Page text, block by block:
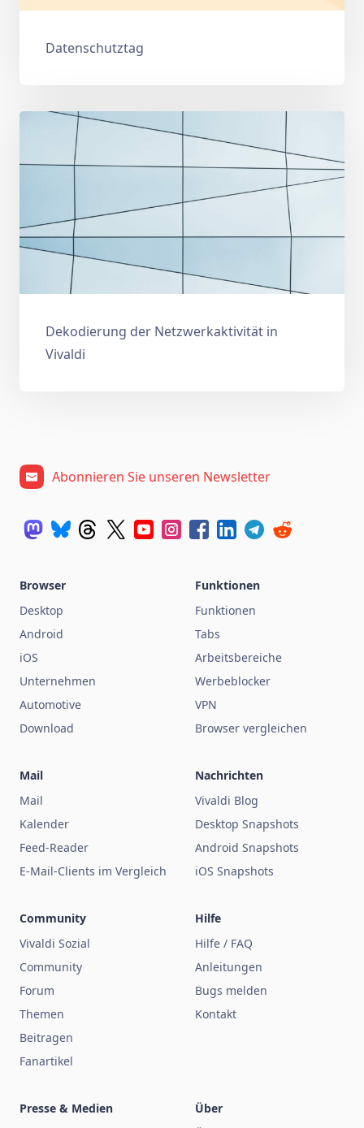
Datenschutztag
Dekodierung der Netzwerkaktivität in
Vivaldi
Abonnieren Sie unseren Newsletter
Browser
Desktop
Android
iOS
Unternehmen
Automotive
Download
Funktionen
Funktionen
Tabs
Arbeitsbereiche
Werbeblocker
VPN
Browser vergleichen
Mail
Mail
Kalender
Feed-Reader
E-Mail-Clients im Vergleich
Nachrichten
Vivaldi Blog
Desktop Snapshots
Android Snapshots
iOS Snapshots
Community
Vivaldi Sozial
Community
Forum
Themen
Beitragen
Fanartikel
Hilfe
Hilfe / FAQ
Anleitungen
Bugs melden
Kontakt
Presse & Medien
Über